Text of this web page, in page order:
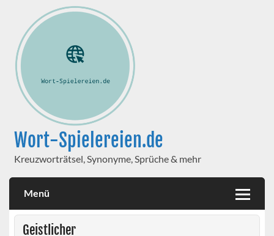
Wort-Spielereien.de
Kreuzworträtsel, Synonyme, Sprüche & mehr
Menü
Geistlicher